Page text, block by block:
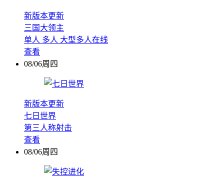
新版本更新
三国大领主
单人 多人 大型多人在线
查看
08/06周四
新版本更新
七日世界
第三人称射击
查看
08/06周四